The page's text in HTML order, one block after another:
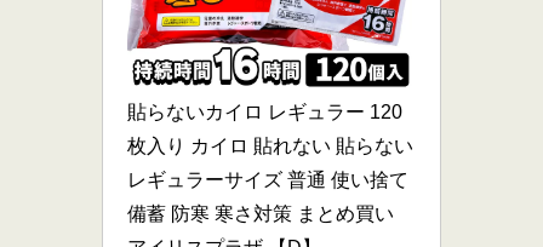
貼らないカイロ レギュラー 120
枚入り カイロ 貼れない 貼らない
レギュラーサイズ 普通 使い捨て
備蓄 防寒 寒さ対策 まとめ買い